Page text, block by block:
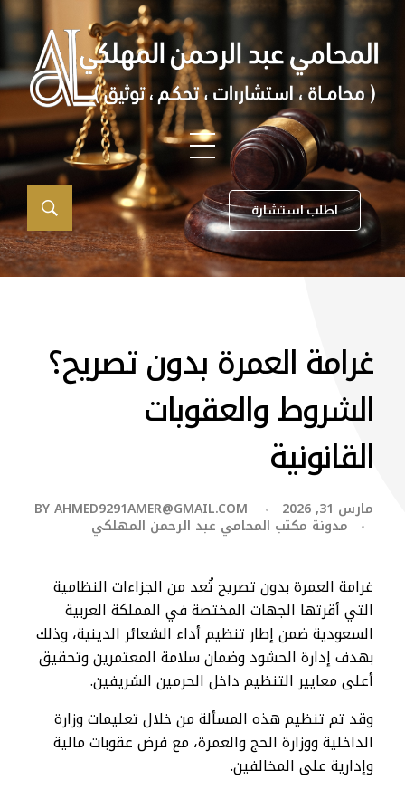
اطلب استشارة
غرامة العمرة بدون تصريح؟
الشروط والعقوبات
القانونية
مارس 31, 2026 BYAHMED9291AMER@GMAIL.COM
مدونة مكتب المحامي عبد الرحمن المهلكي
غرامة العمرة بدون تصريح تُعد من الجزاءات النظامية
التي أقرتها الجهات المختصة في المملكة العربية
السعودية ضمن إطار تنظيم أداء الشعائر الدينية، وذلك
بهدف إدارة الحشود وضمان سلامة المعتمرين وتحقيق
أعلى معايير التنظيم داخل الحرمين الشريفين.
وقد تم تنظيم هذه المسألة من خلال تعليمات وزارة
الداخلية ووزارة الحج والعمرة، مع فرض عقوبات مالية
وإدارية على المخالفين.